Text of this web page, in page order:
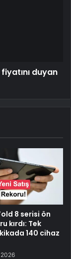
duyan
8 serisi ön
kırdı: Tek
140 cihaz